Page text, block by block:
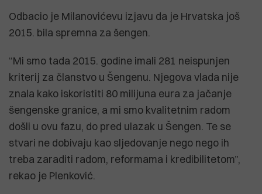
Odbacio je Milanovićevu izjavu da je Hrvatska još
2015. bila spremna za šengen.
“Mi smo tada 2015. godine imali 281 neispunjen
kriterij za članstvo u Šengenu. Njegova vlada nije
znala kako iskoristiti 80 milijuna eura za jačanje
šengenske granice, a mi smo kvalitetnim radom
došli u ovu fazu, do pred ulazak u Šengen. Te se
stvari ne dobivaju kao sljedovanje nego nego ih
treba zaraditi radom, reformama i kredibilitetom”,
rekao je Plenković.